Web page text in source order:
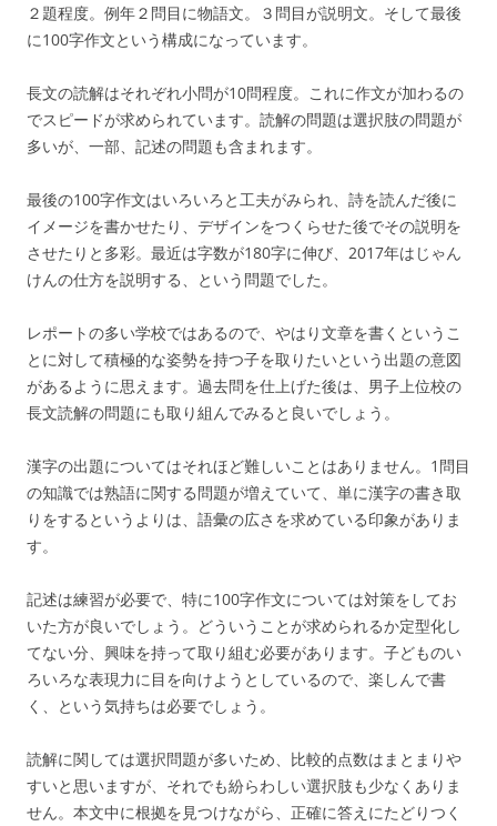
２題程度。例年２問目に物語文。３問目が説明文。そして最後
に100字作文という構成になっています。
長文の読解はそれぞれ小問が10問程度。これに作文が加わるの
でスピードが求められています。読解の問題は選択肢の問題が
多いが、一部、記述の問題も含まれます。
最後の100字作文はいろいろと工夫がみられ、詩を読んだ後に
イメージを書かせたり、デザインをつくらせた後でその説明を
させたりと多彩。最近は字数が180字に伸び、2017年はじゃん
けんの仕方を説明する、という問題でした。
レポートの多い学校ではあるので、やはり文章を書くというこ
とに対して積極的な姿勢を持つ子を取りたいという出題の意図
があるように思えます。過去問を仕上げた後は、男子上位校の
長文読解の問題にも取り組んでみると良いでしょう。
漢字の出題についてはそれほど難しいことはありません。1問目
の知識では熟語に関する問題が増えていて、単に漢字の書き取
りをするというよりは、語彙の広さを求めている印象がありま
す。
記述は練習が必要で、特に100字作文については対策をしてお
いた方が良いでしょう。どういうことが求められるか定型化し
てない分、興味を持って取り組む必要があります。子どものい
ろいろな表現力に目を向けようとしているので、楽しんで書
く、という気持ちは必要でしょう。
読解に関しては選択問題が多いため、比較的点数はまとまりや
すいと思いますが、それでも紛らわしい選択肢も少なくありま
せん。本文中に根拠を見つけながら、正確に答えにたどりつく